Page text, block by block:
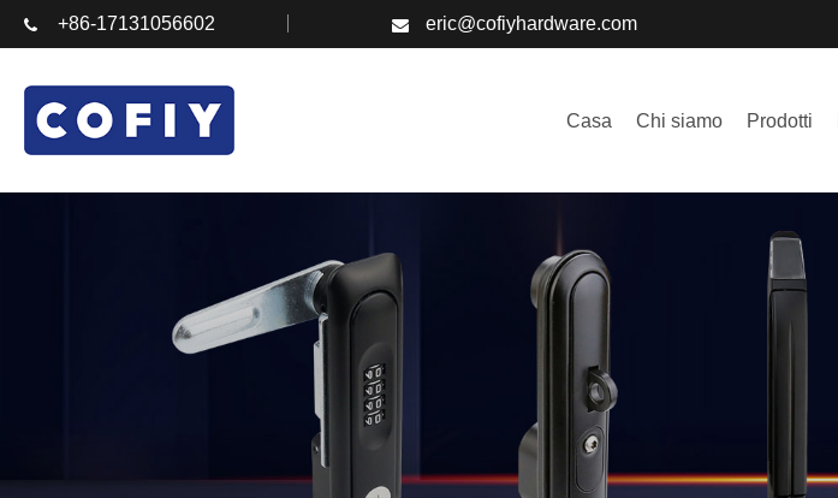
+86-17131056602 eric@cofiyhardware.com
Casa Chi siamo Prodotti